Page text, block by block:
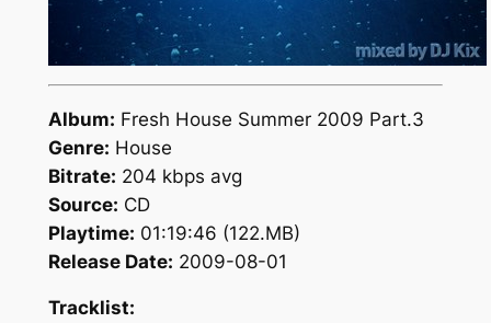
Album: Fresh House Summer 2009 Part.3
Genre: House
Bitrate: 204 kbps avg
Source: CD
Playtime: 01:19:46 (122.MB)
Release Date: 2009-08-01
Tracklist: